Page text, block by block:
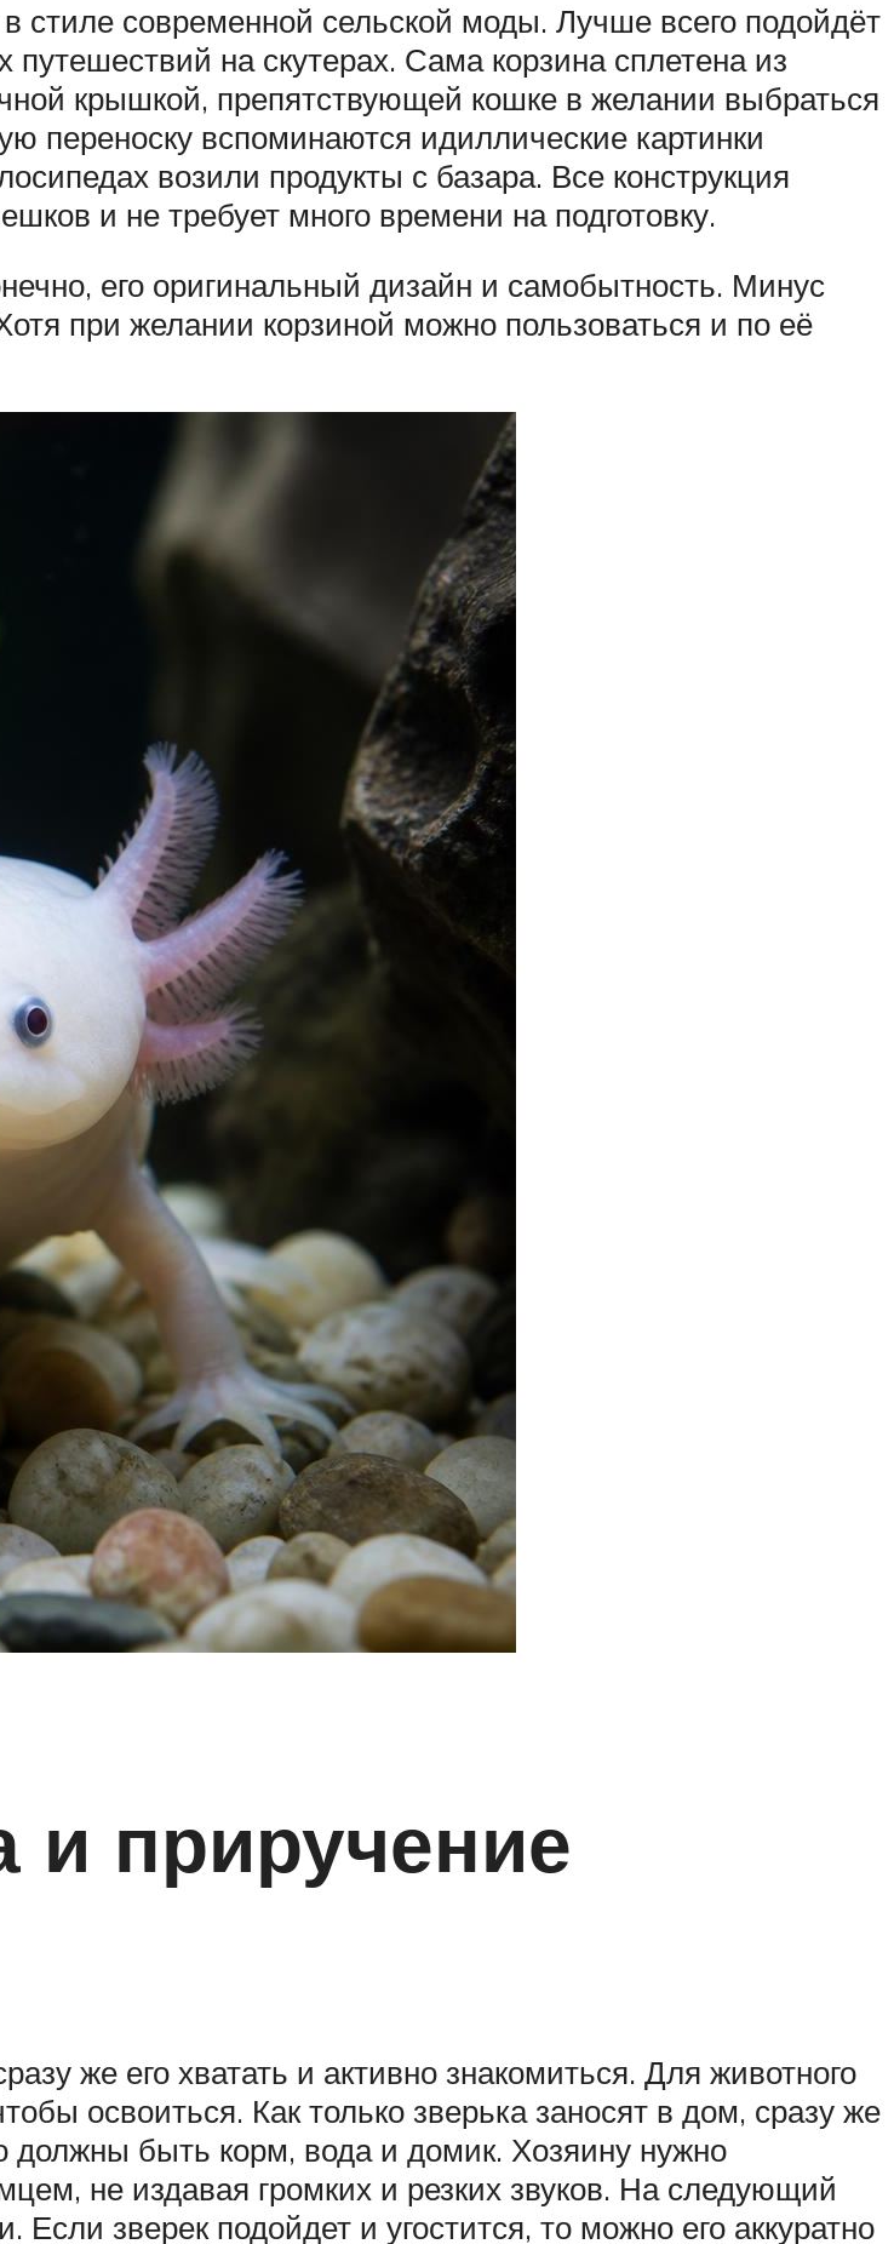
современной сельской моды. Лучше всего подойдёт
на скутерах. Сама корзина сплетена из
крышкой, препятствующей кошке в желании выбраться
переноску вспоминаются идиллические картинки
возили продукты с базара. Все конструкция
и не требует много времени на подготовку.
его оригинальный дизайн и самобытность. Минус
при желании корзиной можно пользоваться и по её
и приручение
же его хватать и активно знакомиться. Для животного
освоиться. Как только зверька заносят в дом, сразу же
должны быть корм, вода и домик. Хозяину нужно
не издавая громких и резких звуков. На следующий
зверек подойдет и угостится, то можно его аккуратно